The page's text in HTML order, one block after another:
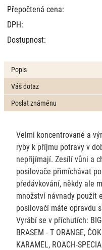
Přepočtená cena:
DPH:
Dostupnost:
Popis
Váš dotaz
Poslat známénu
Velmi koncentrované a
ryby k příjmu potravy v
nepřijímají. Zesílí vůni a
posilovače přimíchávat
předávkování, někdy ale
množství návnady použít
posilovačí máte opravdu
Vyrábí se v příchutích: BIG
BRASEM - T ORANGE,
KARAMEL, ROACH-